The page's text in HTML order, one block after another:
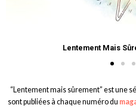
Lentement Mais
“Lentement mais sûrement” est une
sont publiées à chaque numéro du